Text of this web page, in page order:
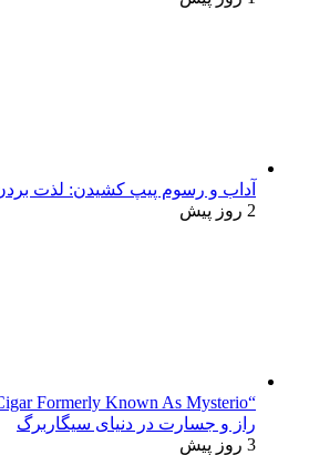
آداب و رسوم پیپ کشیدن: لذت
2 روز پیش
راز و جسارت در دنیای سیگاربرگ
3 روز پیش